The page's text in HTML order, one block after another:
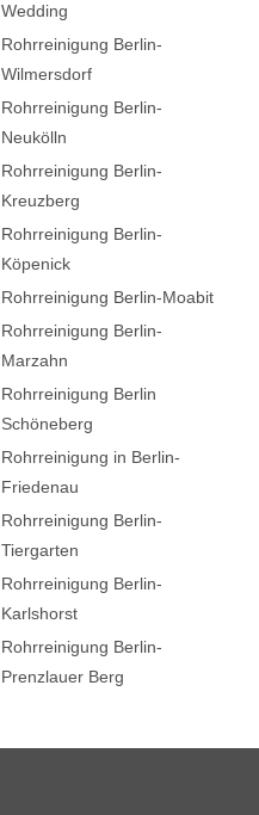
Wedding
Rohrreinigung Berlin-
Wilmersdorf
Rohrreinigung Berlin-
Neukölln
Rohrreinigung Berlin-
Kreuzberg
Rohrreinigung Berlin-
Köpenick
Rohrreinigung Berlin-Moabit
Rohrreinigung Berlin-
Marzahn
Rohrreinigung Berlin
Schöneberg
Rohrreinigung in Berlin-
Friedenau
Rohrreinigung Berlin-
Tiergarten
Rohrreinigung Berlin-
Karlshorst
Rohrreinigung Berlin-
Prenzlauer Berg